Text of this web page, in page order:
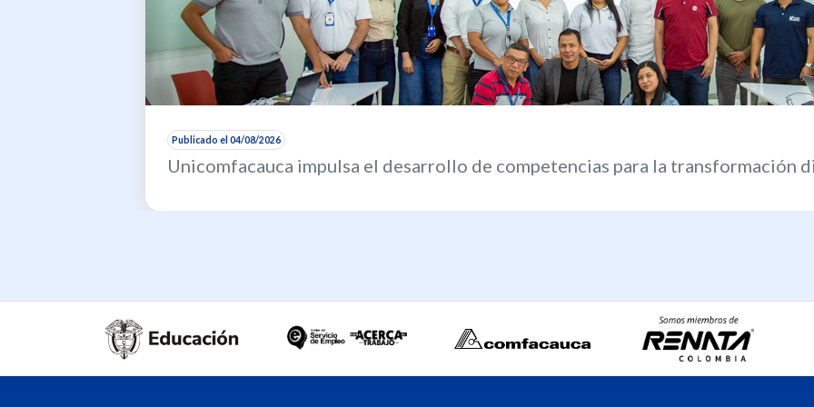
Publicado el 04/08/2026
Unicomfacauca impulsa el desarrollo de competencias para la transformación